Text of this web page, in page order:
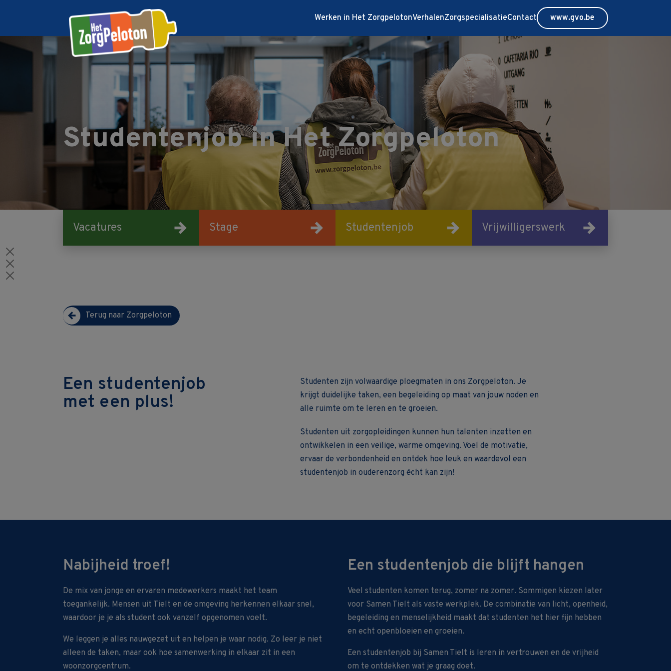
Werken in Het ZorgpelotonVerhalenZorgspecialisatieContact www.gvo.be
Studentenjob in Het Zorgpeloton
Vacatures Stage Studentenjob Vrijwilligerswerk
Terug naar Zorgpeloton
Een studentenjob
met een plus!
Studenten zijn volwaardige ploegmaten in ons Zorgpeloton. Je
krijgt duidelijke taken, een begeleiding op maat van jouw noden en
alle ruimte om te leren en te groeien.
Studenten uit zorgopleidingen kunnen hun talenten inzetten en
ontwikkelen in een veilige, warme omgeving. Voel de motivatie,
ervaar de verbondenheid en ontdek hoe leuk en waardevol een
studentenjob in ouderenzorg écht kan zijn!
Nabijheid troef!
De mix van jonge en ervaren medewerkers maakt het team
toegankelijk. Mensen uit Tielt en de omgeving herkennen elkaar snel,
waardoor je je als student ook vanzelf opgenomen voelt.
We leggen je alles nauwgezet uit en helpen je waar nodig. Zo leer je niet
alleen de taken, maar ook hoe samenwerking in elkaar zit in een
woonzorgcentrum.
Een studentenjob die blijft hangen
Veel studenten komen terug, zomer na zomer. Sommigen kiezen later
voor Samen Tielt als vaste werkplek. De combinatie van licht, openheid,
begeleiding en menselijkheid maakt dat studenten het hier fijn hebben
en echt openbloeien en groeien.
Een studentenjob bij Samen Tielt is leren in vertrouwen en de vrijheid
om te ontdekken wat je graag doet.